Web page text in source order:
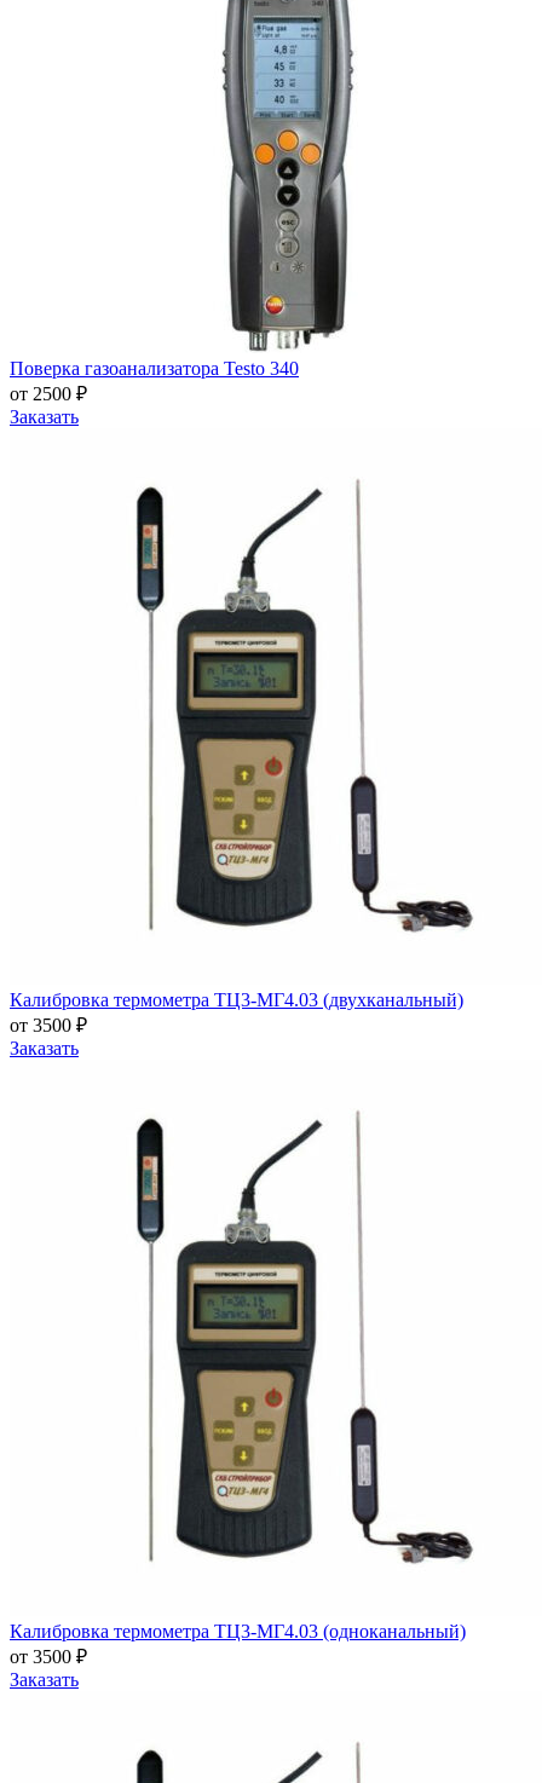
Поверка газоанализатора Testo 340
от 2500 ₽
Заказать
Калибровка термометра ТЦ3-МГ4.03 (двухканальный)
от 3500 ₽
Заказать
Калибровка термометра ТЦ3-МГ4.03 (одноканальный)
от 3500 ₽
Заказать